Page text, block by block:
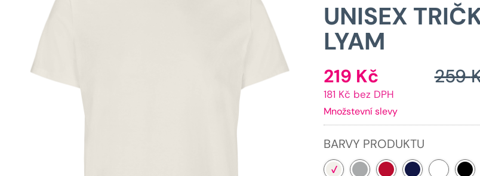
UNISEX
LYAM
259
219 KčAktuální
cena
je:
181 Kč bez DPH
Množstevní slevy
BARVY PRODUKTU